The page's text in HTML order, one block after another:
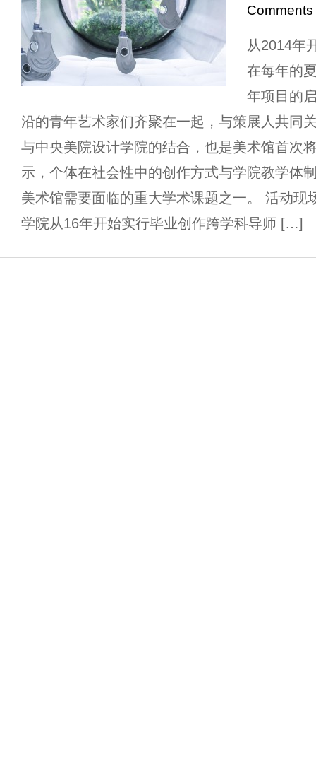
Comments
从2014年
在每年的
年项目的
沿的青年艺术家们齐聚在一起，与策展人共同
与中央美院设计学院的结合，也是美术馆首次
示，个体在社会性中的创作方式与学院教学体
美术馆需要面临的重大学术课题之一。 活动现
学院从16年开始实行毕业创作跨学科导师 […]